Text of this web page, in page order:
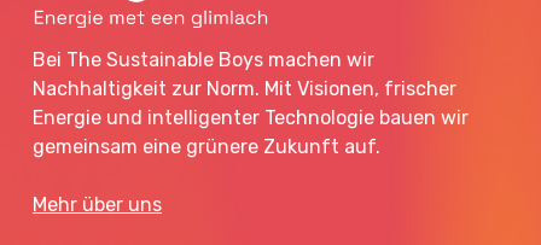
Bei The Sustainable Boys machen wir
Nachhaltigkeit zur Norm. Mit Visionen, frischer
Energie und intelligenter Technologie bauen wir
gemeinsam eine grünere Zukunft auf.
Mehr über uns